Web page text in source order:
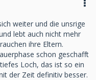
weiter und die unsrige
lebt auch nicht mehr
ihre Eltern.
schon geschafft
Loch, das ist so ein
der Zeit definitiv besser.